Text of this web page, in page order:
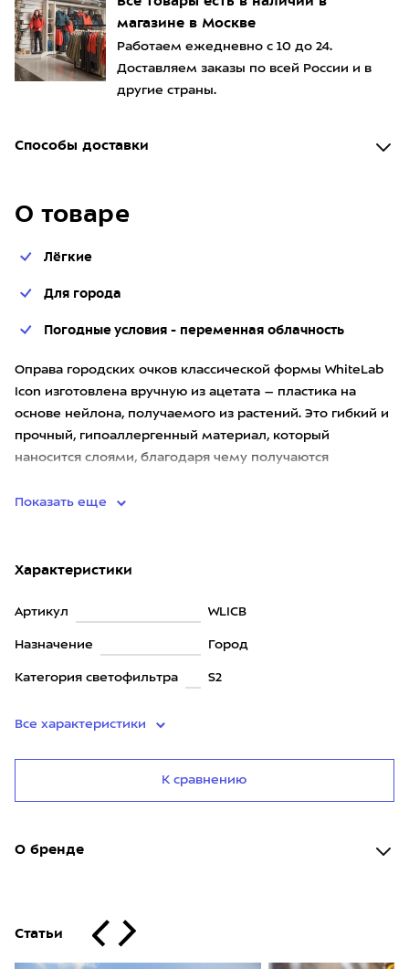
магазине в Москве
Работаем ежедневно с 10 до 24.
Доставляем заказы по всей России и в
другие страны.
Способы доставки
О товаре
Лёгкие
Для города
Погодные условия - переменная облачность
Оправа городских очков классической формы WhiteLab
Icon изготовлена вручную из ацетата – пластика на
основе нейлона, получаемого из растений. Это гибкий и
прочный, гипоаллергенный материал, который
наносится слоями, благодаря чему получаются
Показать еще
Характеристики
Артикул WLICB
Назначение Город
Категория светофильтра S2
Все характеристики
К сравнению
О бренде
Статьи